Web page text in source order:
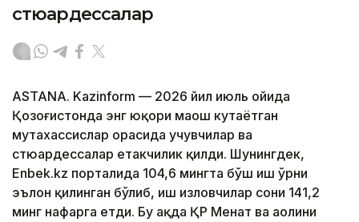
стюардессалар
ASTANA. Kazinform — 2026 йил июль ойида
Қозоғистонда энг юқори маош кутаётган
мутахассислар орасида учувчилар ва
стюардессалар етакчилик қилди. Шунингдек,
Enbek.kz порталида 104,6 мингта бўш иш ўрни
эълон қилинган бўлиб, иш изловчилар сони 141,2
минг нафарга етди. Бу ҳақда ҚР Меҳнат ва аҳолини